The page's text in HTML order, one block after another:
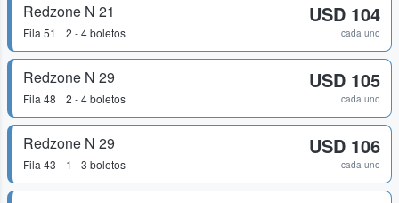
Redzone N 21
Fila 51 2 - 4 boletos
USD 104
cada uno
Redzone N 29
Fila 48 2 - 4 boletos
USD 105
cada uno
Redzone N 29
Fila 43 1 - 3 boletos
USD 106
cada uno